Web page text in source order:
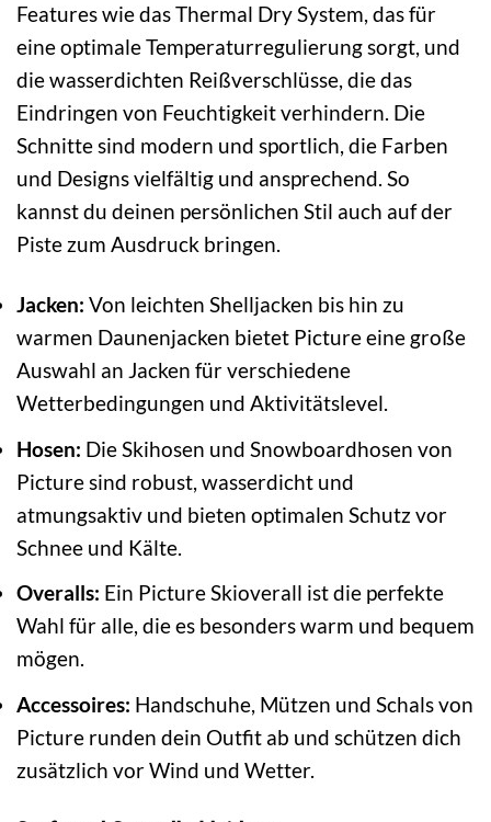
Features wie das Thermal Dry System, das für
eine optimale Temperaturregulierung sorgt, und
die wasserdichten Reißverschlüsse, die das
Eindringen von Feuchtigkeit verhindern. Die
Schnitte sind modern und sportlich, die Farben
und Designs vielfältig und ansprechend. So
kannst du deinen persönlichen Stil auch auf der
Piste zum Ausdruck bringen.
Jacken: Von leichten Shelljacken bis hin zu
warmen Daunenjacken bietet Picture eine große
Auswahl an Jacken für verschiedene
Wetterbedingungen und Aktivitätslevel.
Hosen: Die Skihosen und Snowboardhosen von
Picture sind robust, wasserdicht und
atmungsaktiv und bieten optimalen Schutz vor
Schnee und Kälte.
Overalls: Ein Picture Skioverall ist die perfekte
Wahl für alle, die es besonders warm und bequem
mögen.
Accessoires: Handschuhe, Mützen und Schals von
Picture runden dein Outfit ab und schützen dich
zusätzlich vor Wind und Wetter.